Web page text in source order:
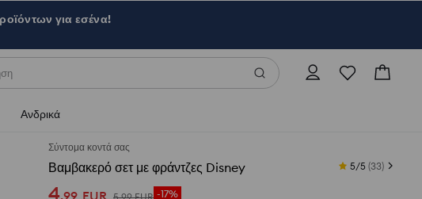
για εσένα!
Ανδρικά
Σύντομα κοντά σας
Βαμβακερό σετ με φράντζες Disney 5/5 (33)
4,99 EUR -17%